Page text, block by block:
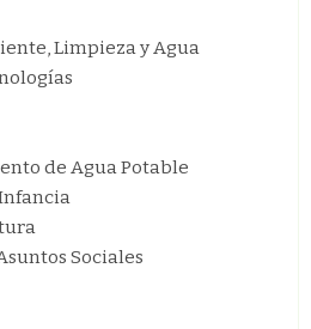
Limpieza y Agua
de Agua Potable
Sociales